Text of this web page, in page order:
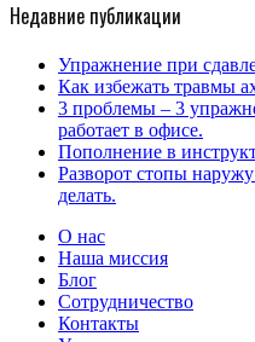
Недавние публикации
Упражнение при
Как избежать травмы
3 проблемы – 3
работает в офисе.
Пополнение в
Разворот стопы
делать.
О нас
Наша миссия
Блог
Сотрудничество
Контакты